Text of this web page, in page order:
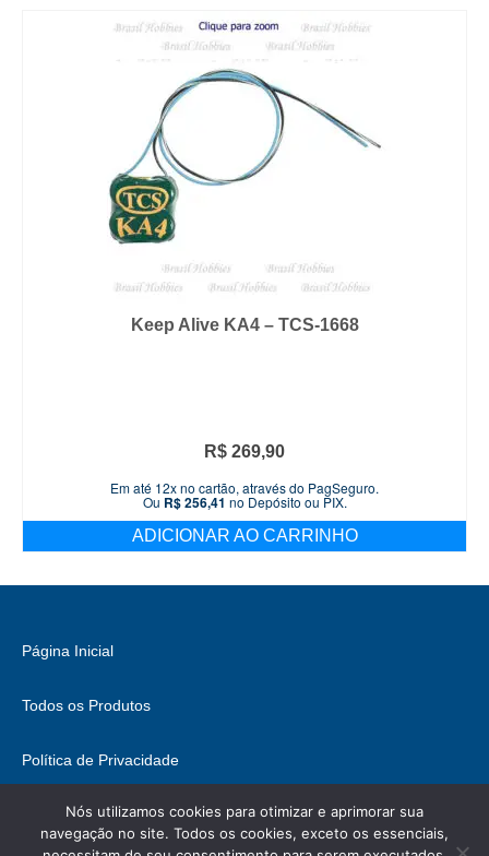
Keep Alive KA4 – TCS-1668
R$ 269,90
Em até 12x no cartão, através do PagSeguro.
Ou R$256,41 no Depósito ou PIX.
ADICIONAR AO CARRINHO
Página Inicial
Todos os Produtos
Política de Privacidade
Fale Conosco
Nós utilizamos cookies para otimizar e aprimorar sua
navegação no site. Todos os cookies, exceto os essenciais,